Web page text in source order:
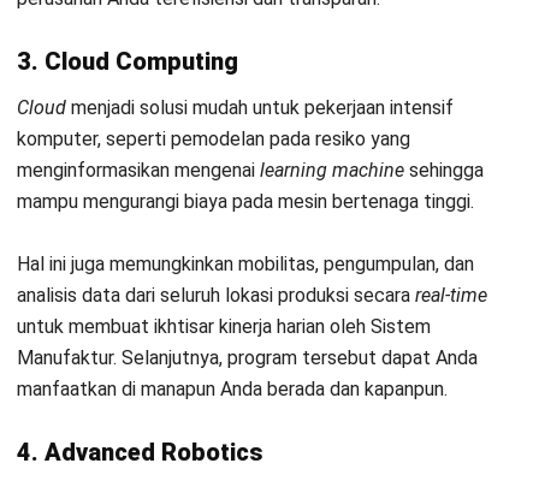
Expert Reviewer
Business Administration dari Universitas Bina
strategi bisnis dan manajemen pemasaran. Pengalaman
membentuk keahliannya dalam pengembangan strategi
pemasaran, analisis pasar, dan pengelolaan tim lintas
wilayah. Perjalanan karirnya di industri teknologi dan
software enterprise memperkuat kemampuannya dalam
memahami kebutuhan pelanggan B2B, mengelola
performa tim untuk mencapai target pertumbuhan bisnis
yang berkelanjutan.